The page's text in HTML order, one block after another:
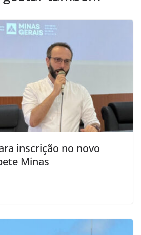
inscrição no novo
Minas